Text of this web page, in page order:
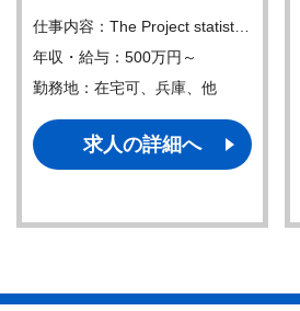
仕事内容：The Project statist…
年収・給与：500万円～
勤務地：在宅可、兵庫、他
求人の詳細へ